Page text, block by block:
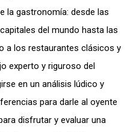
la gastronomía: desde las
del mundo hasta las
a los restaurantes clásicos y
experto y riguroso del
en un análisis lúdico y
para darle al oyente
disfrutar y evaluar una